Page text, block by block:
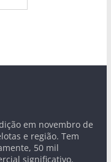
em novembro de
e região. Tem
50 mil
significativo.